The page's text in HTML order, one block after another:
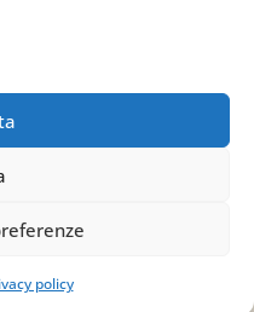
policy
ALLA
NEWSLETTER